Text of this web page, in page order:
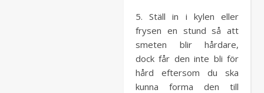
5. Ställ in i kylen eller
frysen en stund så att
smeten blir hårdare,
dock får den inte bli för
hård eftersom du ska
kunna forma den till